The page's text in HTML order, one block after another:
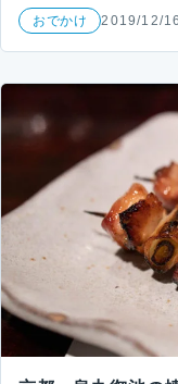
おでかけ 2019/12/16